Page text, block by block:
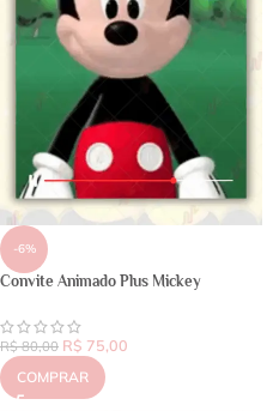
-6%
Convite Animado Plus Mickey
R$80,00 R$ 75,00
COMPRAR